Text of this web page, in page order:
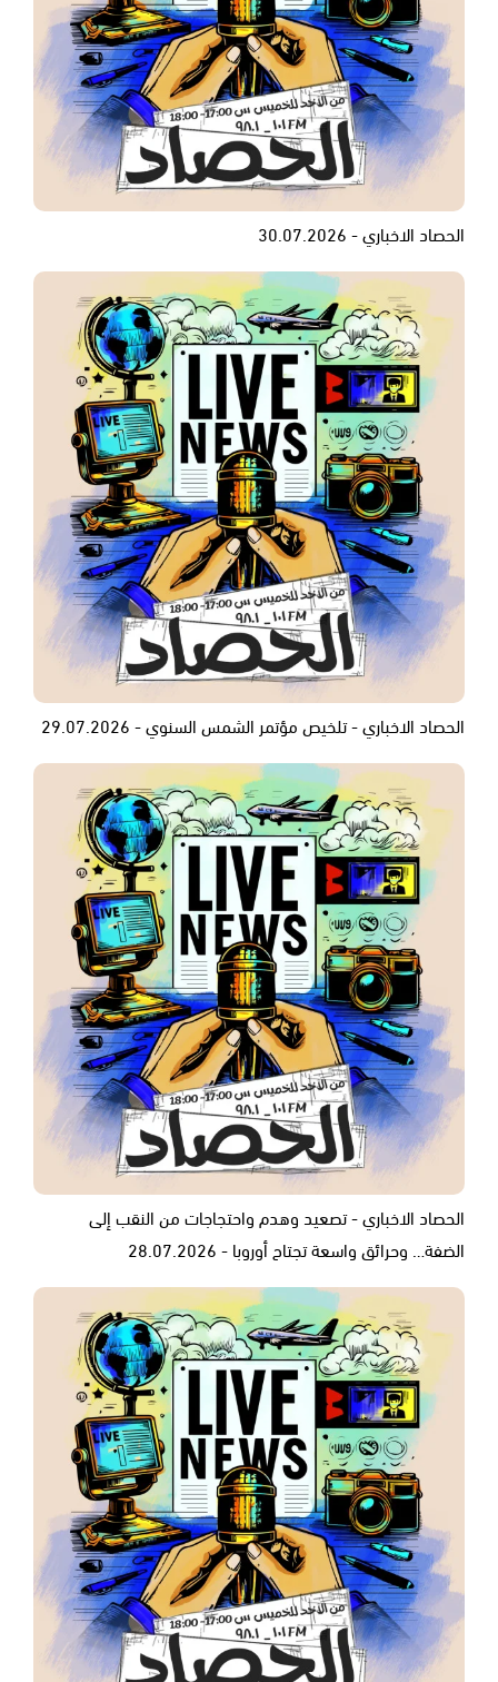
الحصاد الاخباري - 30.07.2026
الحصاد الاخباري - تلخيص مؤتمر الشمس السنوي - 29.07.2026
الحصاد الاخباري - تصعيد وهدم واحتجاجات من النقب إلى
الضفة… وحرائق واسعة تجتاح أوروبا - 28.07.2026